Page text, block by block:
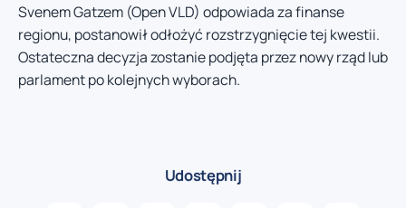
Svenem Gatzem (Open VLD) odpowiada za finanse
regionu, postanowił odłożyć rozstrzygnięcie tej kwestii.
Ostateczna decyzja zostanie podjęta przez nowy rząd lub
parlament po kolejnych wyborach.
Udostępnij